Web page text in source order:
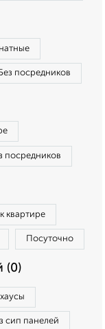
Без посредников
посредников
квартире
Посуточно
(0)
сип панелей